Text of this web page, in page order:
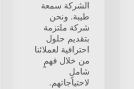
الشركة سمعة
طيبة. ونحن
شركة ملتزمة
بتقديم حلول
احترافية لعملائنا
من خلال فهمٍ
شاملٍ
لاحتياجاتهم.